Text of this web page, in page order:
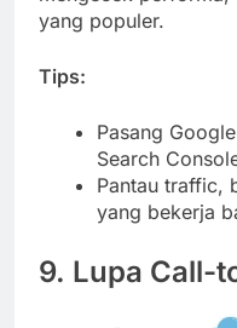
yang populer.
Tips:
Pasang
Search
Pantau traffic,
yang bekerja
9. Lupa Call-